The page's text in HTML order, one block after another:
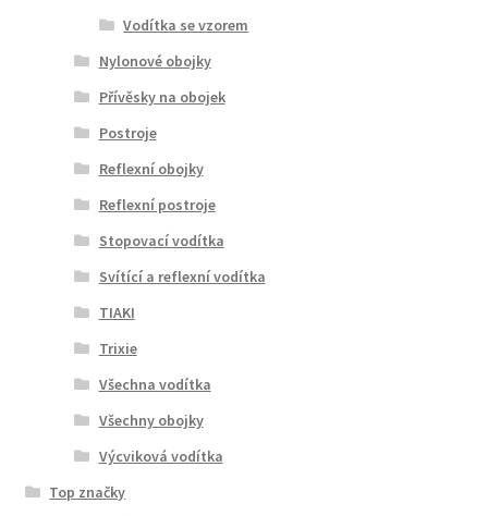
Vodítka se vzorem
Nylonové obojky
Přívěsky na obojek
Postroje
Reflexní obojky
Reflexní postroje
Stopovací vodítka
Svítící a reflexní vodítka
TIAKI
Trixie
Všechna vodítka
Všechny obojky
Výcviková vodítka
Top značky